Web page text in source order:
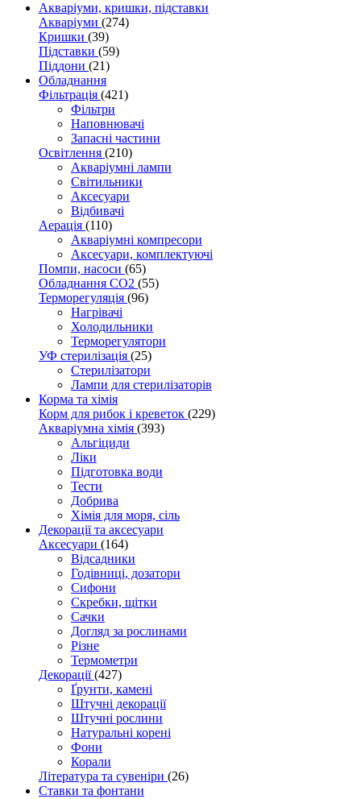
Акваріуми, кришки, підставки
Акваріуми (274)
Кришки (39)
Підставки (59)
Піддони (21)
Обладнання
Фільтрація (421)
Фільтри
Наповнювачі
Запасні частини
Освітлення (210)
Акваріумні лампи
Світильники
Аксесуари
Відбивачі
Аерація (110)
Акваріумні компресори
Аксесуари, комплектуючі
Помпи, насоси (65)
Обладнання CO2 (55)
Терморегуляція (96)
Нагрівачі
Холодильники
Терморегулятори
УФ стерилізація (25)
Стерилізатори
Лампи для стерилізаторів
Корма та хімія
Корм для рибок і креветок (229)
Акваріумна хімія (393)
Альгіциди
Ліки
Підготовка води
Тести
Добрива
Хімія для моря, сіль
Декорації та аксесуари
Аксесуари (164)
Відсадники
Годівниці, дозатори
Сифони
Скребки, щітки
Сачки
Догляд за рослинами
Різне
Термометри
Декорації(427)
Ґрунти, камені
Штучні декорації
Штучні рослини
Натуральні корені
Фони
Корали
Література та сувеніри (26)
Ставки та фонтани